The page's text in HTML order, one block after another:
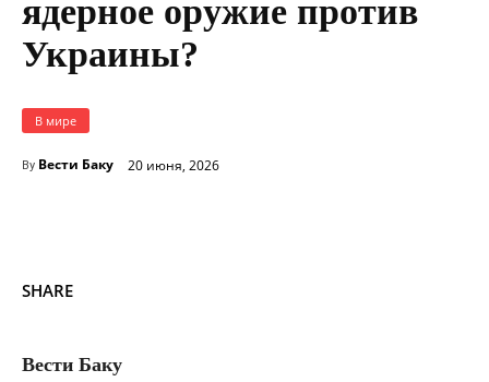
ядерное оружие против
Украины?
В мире
By Вести Баку 20 июня, 2026
SHARE
Вести Баку